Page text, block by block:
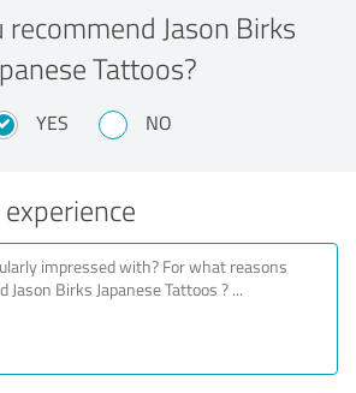
recommend Jason Birks
Tattoos?
YES NO